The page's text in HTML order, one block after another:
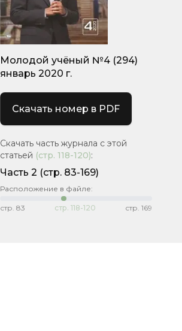
Молодой учёный №4 (294)
январь 2020 г.
Скачать номер в PDF
Скачать часть журнала с этой
статьей (стр. 118-120):
Часть 2 (стр. 83-169)
Расположение в файле:
стр. 83 стр. 118-120 стр. 169